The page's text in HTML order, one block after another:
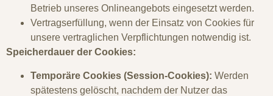
Betrieb unseres Onlineangebots eingesetzt werden.
Vertragserfüllung, wenn der Einsatz von Cookies für
unsere vertraglichen Verpflichtungen notwendig ist.
Speicherdauer der Cookies:
Temporäre Cookies (Session-Cookies): Werden
spätestens gelöscht, nachdem der Nutzer das